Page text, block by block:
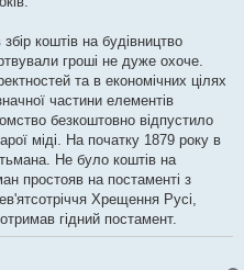
коштів на будівництво
гроші не дуже охоче.
та в економічних цілях
частини елементів
безкоштовно відпустило
міді. На початку 1879 року в
Не було коштів на
простояв на постаменті з
Хрещення Русі,
гідний постамент.